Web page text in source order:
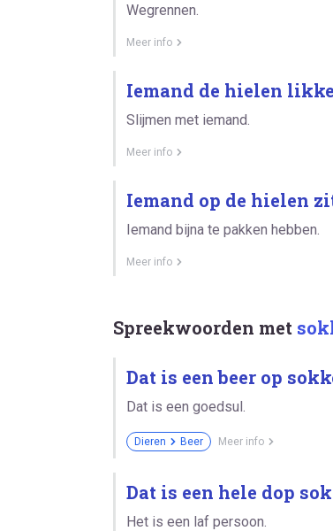
Wegrennen.
Meer info
Iemand de hielen
Slijmen met iemand.
Meer info
Iemand op de hielen
Iemand bijna te pakken hebben.
Meer info
Spreekwoorden met
Dat is een beer op
Dat is een goedsul.
Dieren Beer Meer info
Dat is een hele dop
Het is een laf persoon.